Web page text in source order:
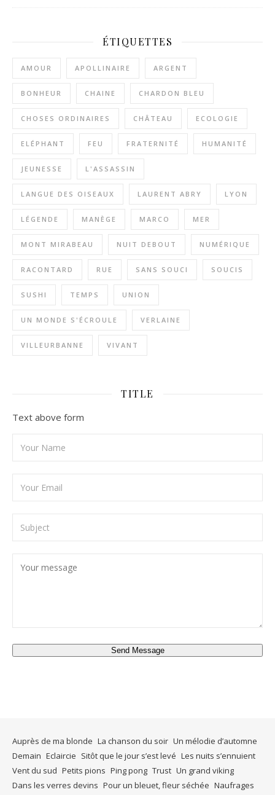
ÉTIQUETTES
AMOUR APOLLINAIRE ARGENT
BONHEUR CHAINE CHARDON BLEU
CHOSES ORDINAIRES CHÂTEAU ECOLOGIE
ELÉPHANT FEU FRATERNITÉ HUMANITÉ
JEUNESSE L'ASSASSIN
LANGUE DES OISEAUX LAURENT ABRY LYON
LÉGENDE MANÈGE MARCO MER
MONT MIRABEAU NUIT DEBOUT NUMÉRIQUE
RACONTARD RUE SANS SOUCI SOUCIS
SUSHI TEMPS UNION
UN MONDE S'ÉCROULE VERLAINE
VILLEURBANNE VIVANT
TITLE
Text above form
Send Message
Auprès de ma blonde La chanson du soir Un mélodie d’automne
Demain Eclaircie Sitôt que le jour s’est levé Les nuits s’ennuient
Vent du sud Petits pions Ping pong Trust Un grand viking
Dans les verres devins Pour un bleuet, fleur séchée Naufrages